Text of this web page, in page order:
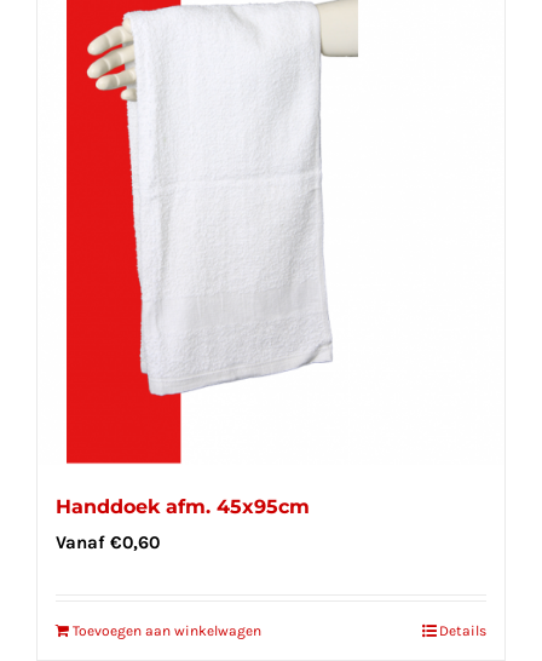
Handdoek afm. 45x95cm
Vanaf €0,60
Toevoegen aan winkelwagen Details